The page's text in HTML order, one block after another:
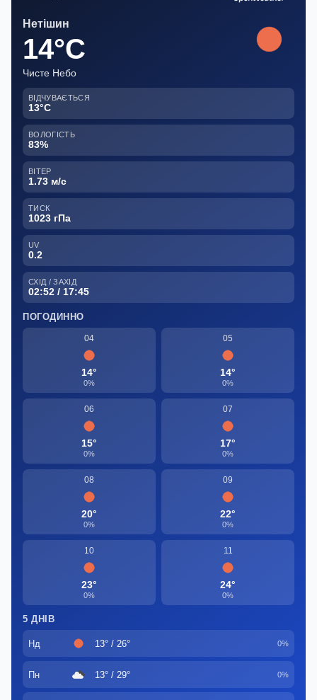
Нетішин
14°C
Чисте Небо
ВІДЧУВАЄТЬСЯ
13°C
ВОЛОГІСТЬ
83%
ВІТЕР
1.73 м/с
ТИСК
1023 гПа
UV
0.2
СХІД / ЗАХІД
02:52 / 17:45
ПОГОДИННО
04
14°
0%
05
14°
0%
06
15°
0%
07
17°
0%
08
20°
0%
09
22°
0%
10
23°
0%
11
24°
0%
5 ДНІВ
Нд 13° / 26° 0%
Пн 13° / 29° 0%